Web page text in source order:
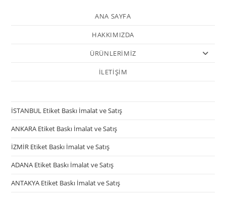
ANA SAYFA
HAKKIMIZDA
ÜRÜNLERİMİZ
İLETİŞİM
İSTANBUL Etiket Baskı İmalat ve Satış
ANKARA Etiket Baskı İmalat ve Satış
İZMİR Etiket Baskı İmalat ve Satış
ADANA Etiket Baskı İmalat ve Satış
ANTAKYA Etiket Baskı İmalat ve Satış